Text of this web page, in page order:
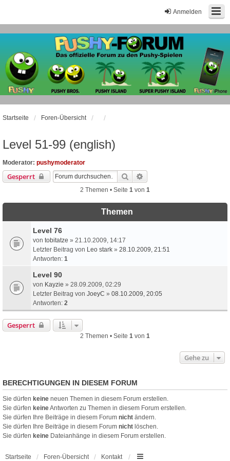
Anmelden
Startseite Foren-Übersicht
Level 51-99 (english)
Moderator: pushymoderator
Gesperrt Suche
2 Themen • Seite 1 von 1
Themen
Level 76
von tobitatze » 21.10.2009, 14:17
Letzter Beitrag von Leo stark » 28.10.2009, 21:51
Antworten: 1
Level 90
von Kayzie » 28.09.2009, 02:29
Letzter Beitrag von JoeyC » 08.10.2009, 20:05
Antworten: 2
Gesperrt
2 Themen • Seite 1 von 1
Gehe zu
BERECHTIGUNGEN IN DIESEM FORUM
Sie dürfen keine neuen Themen in diesem Forum erstellen.
Sie dürfen keineAntworten zu Themen in diesem Forum erstellen.
Sie dürfen Ihre Beiträge in diesem Forum nicht ändern.
Sie dürfen Ihre Beiträge in diesem Forum nicht löschen.
Sie dürfen keine Dateianhänge in diesem Forum erstellen.
Startseite Foren-Übersicht Kontakt